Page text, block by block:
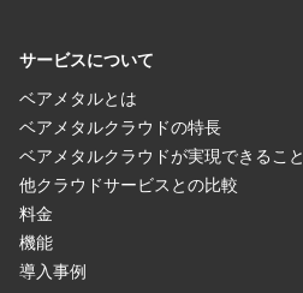
サービスについて
ベアメタルとは
ベアメタルクラウドの特長
ベアメタルクラウドが実現できること
他クラウドサービスとの比較
料金
機能
導入事例